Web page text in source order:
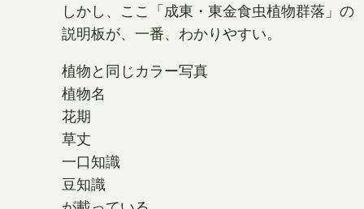
しかし、ここ「成東・東金食虫植物群落」の
説明板が、一番、わかりやすい。
植物と同じカラー写真
植物名
花期
草丈
一口知識
豆知識